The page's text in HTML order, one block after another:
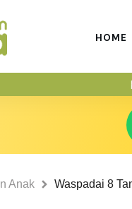
HOME
Anak